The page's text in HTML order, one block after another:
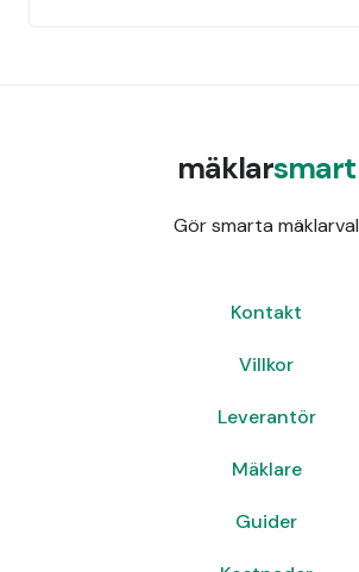
mäklarsmart
Gör smarta mäklarval
Kontakt
Villkor
Leverantör
Mäklare
Guider